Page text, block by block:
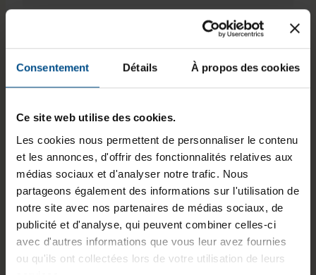
Consentement Détails À propos des cookies
Ce site web utilise des cookies.
Les cookies nous permettent de personnaliser le contenu
et les annonces, d'offrir des fonctionnalités relatives aux
médias sociaux et d'analyser notre trafic. Nous
partageons également des informations sur l'utilisation de
notre site avec nos partenaires de médias sociaux, de
publicité et d'analyse, qui peuvent combiner celles-ci
avec d'autres informations que vous leur avez fournies
ou qu'ils ont collectées lors de votre utilisation de leurs
Informations sur le produit
Reconditionné
Stockage de données:
512 GB M.2 NvMe
SSD
Dimensions (L x l x H) :
Poids : 0,5 kg
Numéro du fabricant : KXG50ZNV512G